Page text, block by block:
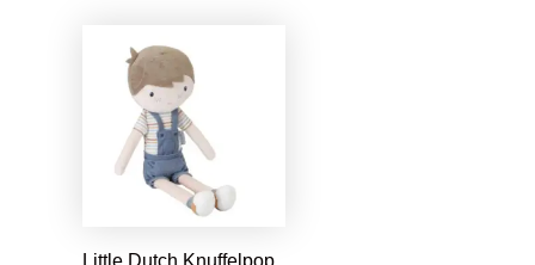
Little Dutch Knuffelpop
prijs
was:
€24,99.
is: